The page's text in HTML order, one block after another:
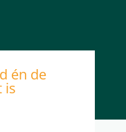
én de
is